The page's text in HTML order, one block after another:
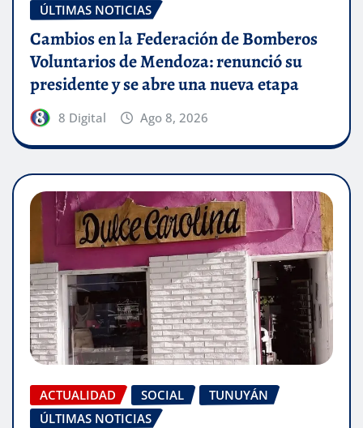
ÚLTIMAS NOTICIAS
Cambios en la Federación de Bomberos
Voluntarios de Mendoza: renunció su
presidente y se abre una nueva etapa
8 Digital Ago 8, 2026
ACTUALIDAD SOCIAL
TUNUYÁN
ÚLTIMAS NOTICIAS